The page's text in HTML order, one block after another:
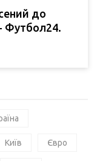
до
Футбол24.
Київ Євро